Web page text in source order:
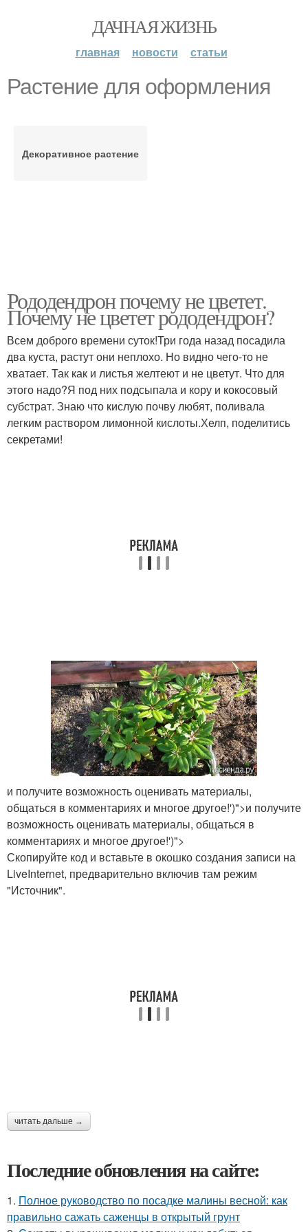
ДАЧНАЯ ЖИЗНЬ
главная новости статьи
Растение для оформления
Декоративное растение
Рододендрон почему не цветет.
Почему не цветет рододендрон?
Всем доброго времени суток!Три года назад посадила
два куста, растут они неплохо. Но видно чего-то не
хватает. Так как и листья желтеют и не цветут. Что для
этого надо?Я под них подсыпала и кору и кокосовый
субстрат. Знаю что кислую почву любят, поливала
легким раствором лимонной кислоты.Хелп, поделитись
секретами!
и получите возможность оценивать материалы,
общаться в комментариях и многое другое!')">и получите
возможность оценивать материалы, общаться в
комментариях и многое другое!')">
Скопируйте код и вставьте в окошко создания записи на
LiveInternet, предварительно включив там режим
"Источник".
читать дальше →
Последние обновления на сайте:
1. Полное руководство по посадке малины весной: как
правильно сажать саженцы в открытый грунт